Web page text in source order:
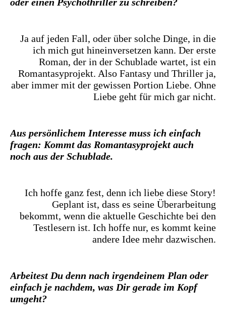
Ja auf jeden Fall, oder über solche Dinge, in die
ich mich gut hineinversetzen kann. Der erste
Roman, der in der Schublade wartet, ist ein
Romantasyprojekt. Also Fantasy und Thriller ja,
aber immer mit der gewissen Portion Liebe. Ohne
Liebe geht für mich gar nicht.
Aus persönlichem Interesse muss ich einfach
fragen: Kommt das Romantasyprojekt auch
noch aus der Schublade.
Ich hoffe ganz fest, denn ich liebe diese Story!
Geplant ist, dass es seine Überarbeitung
bekommt, wenn die aktuelle Geschichte bei den
Testlesern ist. Ich hoffe nur, es kommt keine
andere Idee mehr dazwischen.
Arbeitest Du denn nach irgendeinem Plan oder
einfach je nachdem, was Dir gerade im Kopf
umgeht?